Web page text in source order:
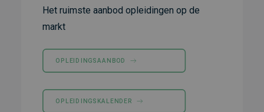
Het ruimste aanbod opleidingen op de
markt
OPLEIDINGSAANBOD
OPLEIDINGSKALENDER